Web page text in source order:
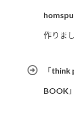
作りま
「
BOOK